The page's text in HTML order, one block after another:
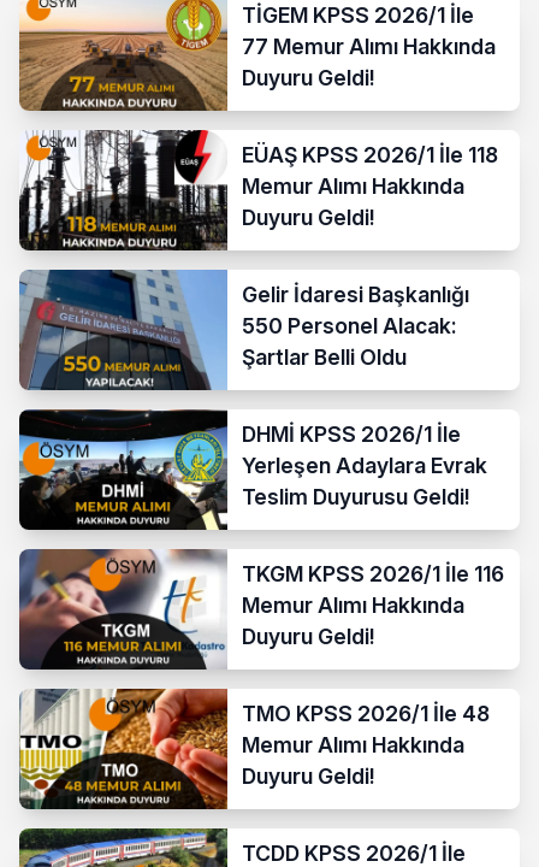
TİGEM KPSS 2026/1 İle
77 Memur Alımı Hakkında
Duyuru Geldi!
EÜAŞ KPSS 2026/1 İle 118
Memur Alımı Hakkında
Duyuru Geldi!
Gelir İdaresi Başkanlığı
550 Personel Alacak:
Şartlar Belli Oldu
DHMİ KPSS 2026/1 İle
Yerleşen Adaylara Evrak
Teslim Duyurusu Geldi!
TKGM KPSS 2026/1 İle 116
Memur Alımı Hakkında
Duyuru Geldi!
TMO KPSS 2026/1 İle 48
Memur Alımı Hakkında
Duyuru Geldi!
TCDD KPSS 2026/1 İle